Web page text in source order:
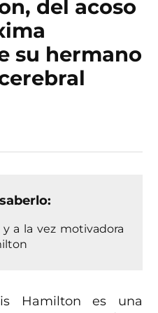
del acoso
su hermano
a la vez motivadora
Hamilton es una